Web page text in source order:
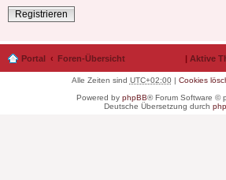
Registrieren
Portal Foren-Übersicht | Aktive
Alle Zeiten sind UTC+02:00| Cookies
Powered by phpBB® Forum Software ©
Deutsche Übersetzung durch